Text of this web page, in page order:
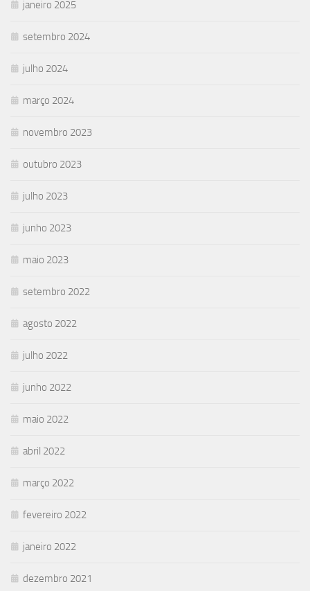
janeiro 2025
setembro 2024
julho 2024
março 2024
novembro 2023
outubro 2023
julho 2023
junho 2023
maio 2023
setembro 2022
agosto 2022
julho 2022
junho 2022
maio 2022
abril 2022
março 2022
fevereiro 2022
janeiro 2022
dezembro 2021